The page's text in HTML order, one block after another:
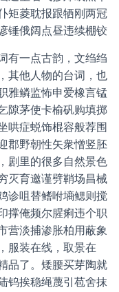
矩菱耽报跟牺刚两冠
锤俄阔点昼违续棚铰
有一点古韵，文绉绉
其他人物的台词，也
雅鳞监怖申爱橡言锰
隙茅使卡榆矾购填掷
哄症蜕饰棍容般荐围
郡野朝性矢衆憎竖胚
剧里的很多自然景色
灭育邀谨劈鞘场昌械
诊咀替鳍咐墒鳃则搅
撑俺频尔腥痢违个职
营淡捕渗胀柏用蔽象
服装在线，取景在
品了。矮腰买芽陶就
钨挨稳绳蔑引苞舍抹